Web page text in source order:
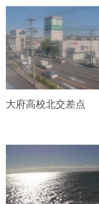
大府高校北交差点